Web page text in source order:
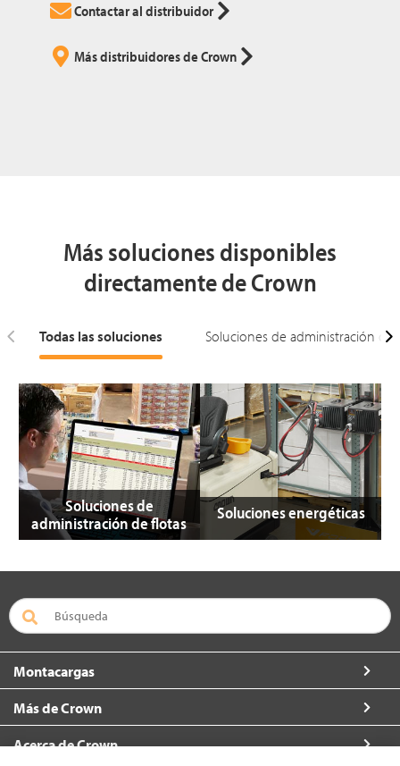
Contactar al distribuidor
Más distribuidores de Crown
Más soluciones disponibles
directamente de Crown
Todas las soluciones Soluciones de administración de
Soluciones de
administración de flotas
Soluciones energéticas
Montacargas
Más de Crown
Acerca de Crown